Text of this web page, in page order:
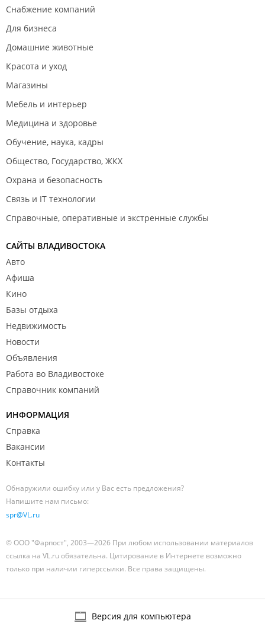
Снабжение компаний
Для бизнеса
Домашние животные
Красота и уход
Магазины
Мебель и интерьер
Медицина и здоровье
Обучение, наука, кадры
Общество, Государство, ЖКХ
Охрана и безопасность
Связь и IT технологии
Справочные, оперативные и экстренные службы
САЙТЫ ВЛАДИВОСТОКА
Авто
Афиша
Кино
Базы отдыха
Недвижимость
Новости
Объявления
Работа во Владивостоке
Справочник компаний
ИНФОРМАЦИЯ
Справка
Вакансии
Контакты
Обнаружили ошибку или у Вас есть предложения?
Напишите нам письмо:
spr@VL.ru
© ООО "Фарпост", 2003—2026 При любом использовании материалов
ссылка на VL.ru обязательна. Цитирование в Интернете возможно
только при наличии гиперссылки. Все права защищены.
Версия для компьютера